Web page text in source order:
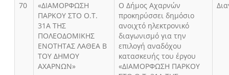
70
«ΔΙΑΜΟΡΦΩΣΗ
ΠΑΡΚΟΥ ΣΤΟ Ο.Τ.
31Α ΤΗΣ
ΠΟΛΕΟΔΟΜΙΚΗΣ
ΕΝΟΤΗΤΑΣ ΛΑΘΕΑ Β
ΤΟΥ ΔΗΜΟΥ
ΑΧΑΡΝΩΝ»
Ο Δήμος Αχαρνών
προκηρύσσει δημόσιο
ανοιχτό ηλεκτρονικό
διαγωνισμό για την
επιλογή αναδόχου
κατασκευής του έργου
«ΔΙΑΜΟΡΦΩΣΗ ΠΑΡΚΟΥ